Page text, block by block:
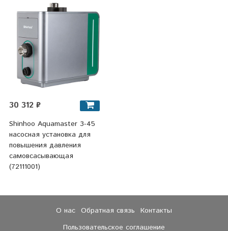
30 312 ₽
Shinhoo Aquamaster 3-45
насосная установка для
повышения давления
самовсасывающая
(72111001)
О нас Обратная связь
Контакты
Пользовательское соглашение